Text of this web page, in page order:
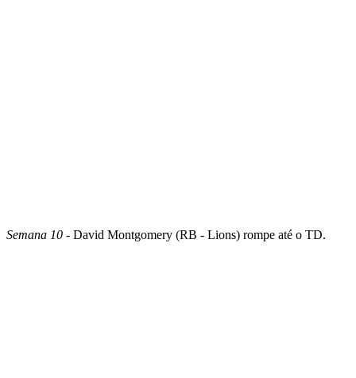
Semana 10 - David Montgomery (RB - Lions) rompe até o TD.